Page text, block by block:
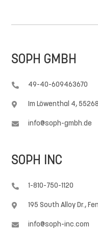
SOPH GMBH
 49-40-609463670
 Im Löwenthal 4,
 info@soph-gmbh.de
SOPH INC
 1-810-750-1120
 195 South Alloy Dr.,
 info@soph-inc.com